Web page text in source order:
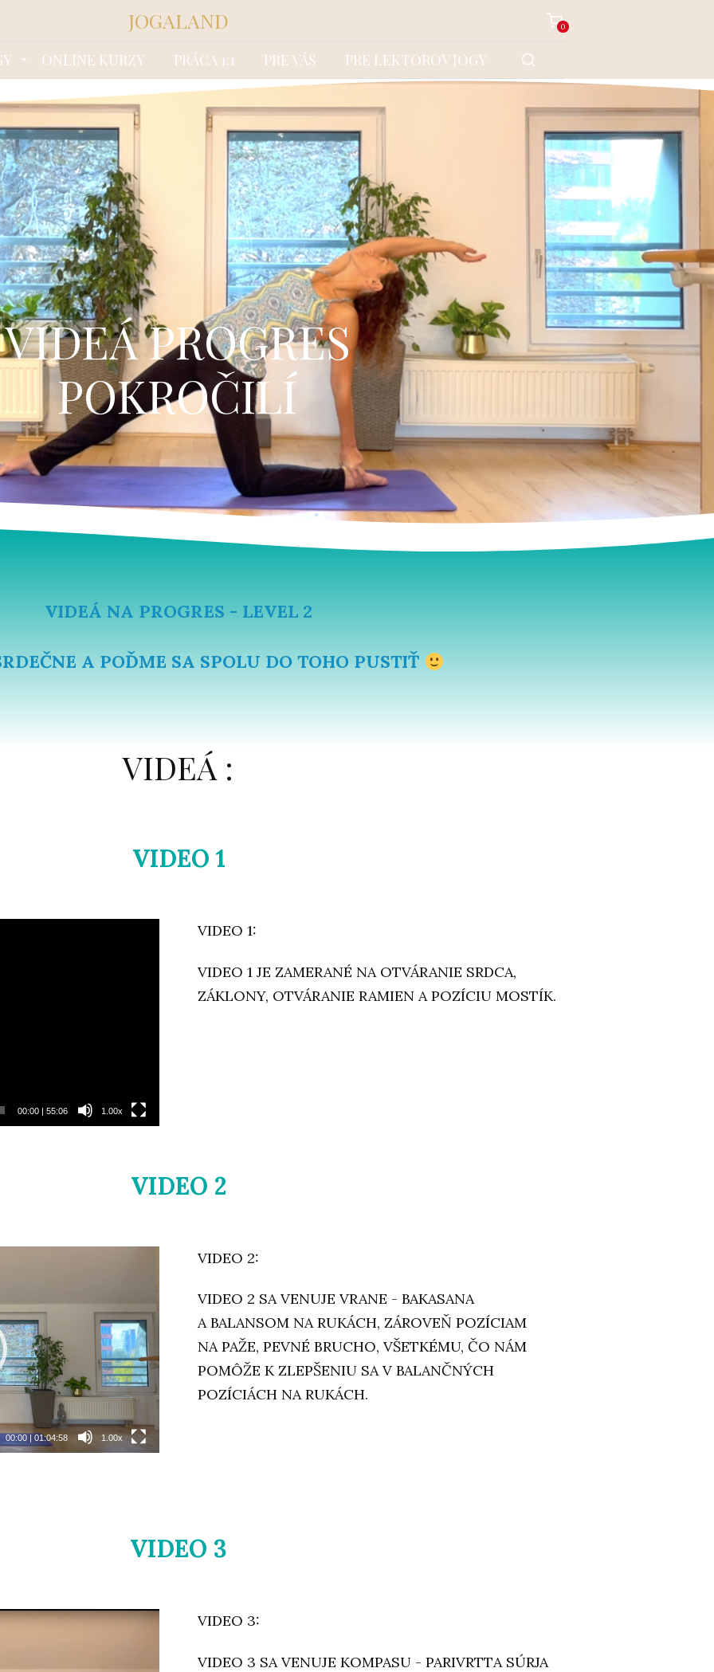
JOGALAND 0
ONLINE KURZY PRÁCA 1:1 PRE VÁS PRE LEKTOROV JOGY
VIDEÁ PROGRES
POKROČILÍ
VIDEÁ NA PROGRES - LEVEL 2
A POĎME SA SPOLU DO TOHO PUSTIŤ
VIDEÁ :
VIDEO 1
00:00| 55:06 1.00x
VIDEO 1:
VIDEO 1 JE ZAMERANÉ NA OTVÁRANIE SRDCA,
ZÁKLONY, OTVÁRANIE RAMIEN A POZÍCIU MOSTÍK.
VIDEO 2
00:00| 01:04:58 1.00x
VIDEO 2:
VIDEO 2 SA VENUJE VRANE - BAKASANA
A BALANSOM NA RUKÁCH, ZÁROVEŇ POZÍCIAM
NA PAŽE, PEVNÉ BRUCHO, VŠETKÉMU, ČO NÁM
POMÔŽE K ZLEPŠENIU SA V BALANČNÝCH
POZÍCIÁCH NA RUKÁCH.
VIDEO 3
VIDEO 3:
VIDEO 3 SA VENUJE KOMPASU - PARIVRTTA SÚRJA